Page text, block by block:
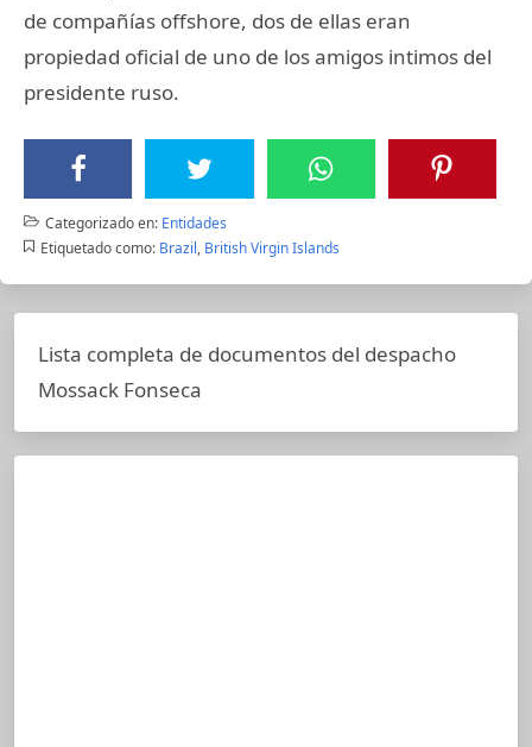
de compañías offshore, dos de ellas eran
propiedad oficial de uno de los amigos intimos del
presidente ruso.
Categorizado en: Entidades
Etiquetado como: Brazil, British Virgin Islands
Lista completa de documentos del despacho
Mossack Fonseca